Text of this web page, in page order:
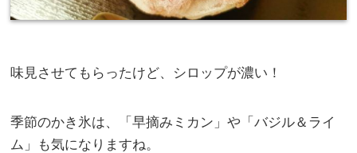
味見させてもらったけど、シロップが濃い！
季節のかき氷は、「早摘みミカン」や「バジル＆ライ
ム」も気になりますね。